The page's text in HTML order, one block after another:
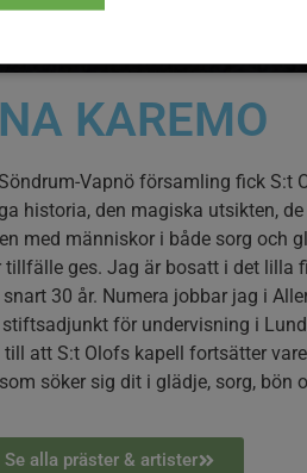
KAREMO
Vapnö församling fick S:t
historia, den magiska utsikten,
med människor i både sorg och
ges. Jag är bosatt i det lilla
30 år. Numera jobbar jag i
för undervisning i
att S:t Olofs kapell fortsätter
söker sig dit i glädje, sorg, bön
Se alla präster & artister